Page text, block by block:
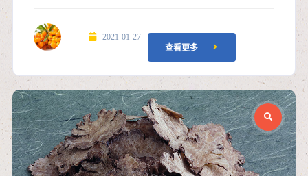
2021-01-27
查看更多